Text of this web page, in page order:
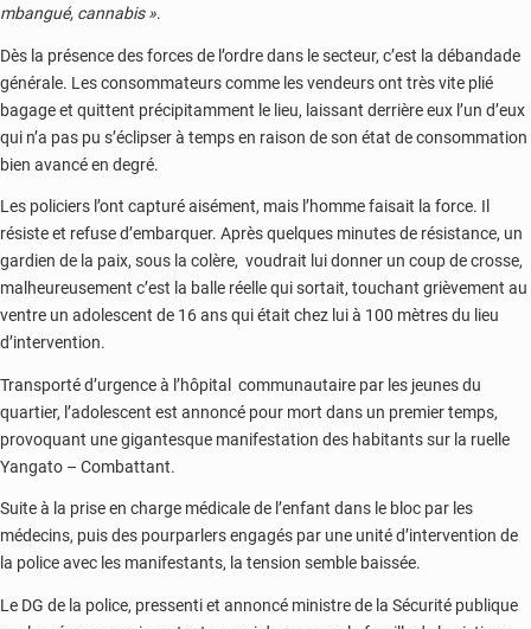
mbangué, cannabis ».
Dès la présence des forces de l’ordre dans le secteur, c’est la débandade
générale. Les consommateurs comme les vendeurs ont très vite plié
bagage et quittent précipitamment le lieu, laissant derrière eux l’un d’eux
qui n’a pas pu s’éclipser à temps en raison de son état de consommation
bien avancé en degré.
Les policiers l’ont capturé aisément, mais l’homme faisait la force. Il
résiste et refuse d’embarquer. Après quelques minutes de résistance, un
gardien de la paix, sous la colère, voudrait lui donner un coup de crosse,
malheureusement c’est la balle réelle qui sortait, touchant grièvement au
ventre un adolescent de 16 ans qui était chez lui à 100 mètres du lieu
d’intervention.
Transporté d’urgence à l’hôpital communautaire par les jeunes du
quartier, l’adolescent est annoncé pour mort dans un premier temps,
provoquant une gigantesque manifestation des habitants sur la ruelle
Yangato – Combattant.
Suite à la prise en charge médicale de l’enfant dans le bloc par les
médecins, puis des pourparlers engagés par une unité d’intervention de
la police avec les manifestants, la tension semble baissée.
Le DG de la police, pressenti et annoncé ministre de la Sécurité publique